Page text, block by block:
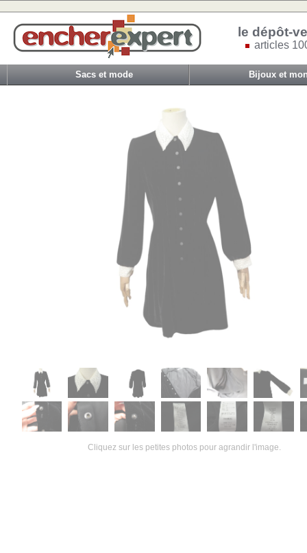
le dépôt-
articles
Sacs et mode Bijoux et
Cliquez sur les petites photos pour agrandir l'image.